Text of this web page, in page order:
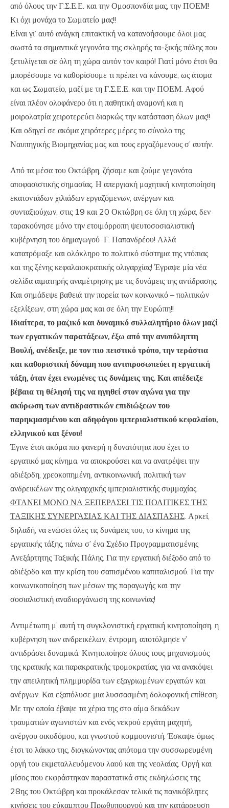
από όλους την Γ.Σ.Ε.Ε. και την Ομοσπονδία μας, την ΠΟΕΜ!
Κι όχι μονάχα το Σωματείο μας!!
Είναι γι’ αυτό ανάγκη επιτακτική να κατανοήσουμε όλοι μας
σωστά τα σημαντικά γεγονότα της σκληρής τα-ξικής πάλης που
ξετυλίγεται σε όλη τη χώρα αυτόν τον καιρό! Γιατί μόνο έτσι θα
μπορέσουμε να καθορίσουμε τι πρέπει να κάνουμε, ως άτομα
και ως Σωματείο, μαζί με τη Γ.Σ.Ε.Ε. και την ΠΟΕΜ. Αφού
είναι πλέον ολοφάνερο ότι η παθητική αναμονή και η
μοιρολατρία χειροτερεύει διαρκώς την κατάσταση όλων μας!!
Και οδηγεί σε ακόμα χειρότερες μέρες το σύνολο της
Ναυπηγικής Βιομηχανίας μας και τους εργαζόμενους σ’ αυτήν.
Από τα μέσα του Οκτώβρη, ζήσαμε και ζούμε γεγονότα
αποφασιστικής σημασίας. Η απεργιακή μαχητική κινητοποίηση
εκατοντάδων χιλιάδων εργαζόμενων, ανέργων και
συνταξιούχων, στις 19 και 20 Οκτώβρη σε όλη τη χώρα, δεν
ταρακούνησε μόνο την ετοιμόρροπη ψευτοσοσιαλιστική
κυβέρνηση του δημαγωγού Γ. Παπανδρέου! Αλλά
κατατρόμαξε και ολόκληρο το πολιτικό σύστημα της ντόπιας
και της ξένης κεφαλαιοκρατικής ολιγαρχίας! Έγραψε μία νέα
σελίδα αιματηρής αναμέτρησης με τις δυνάμεις της αντίδρασης.
Και σημάδεψε βαθειά την πορεία των κοινωνικό – πολιτικών
εξελίξεων, στη χώρα μας και σε όλη την Ευρώπη!!
Ιδιαίτερα, το μαζικό και δυναμικό συλλαλητήριο όλων μαζί
των εργατικών παρατάξεων, έξω από την ανυπόληπτη
Βουλή, ανέδειξε, με τον πιο πειστικό τρόπο, την τεράστια
και καθοριστική δύναμη που αντιπροσωπεύει η εργατική
τάξη, όταν έχει ενωμένες τις δυνάμεις της. Και απέδειξε
βέβαια τη θέλησή της να ηγηθεί στον αγώνα για την
ακύρωση των αντιδραστικών επιδιώξεων του
παρηκμασμένου και αδηφάγου ιμπεριαλιστικού κεφαλαίου,
ελληνικού και ξένου!
Έγινε έτσι ακόμα πιο φανερή η δυνατότητα που έχει το
εργατικό μας κίνημα, να αποκρούσει και να ανατρέψει την
αδιέξοδη, χρεοκοπημένη, αντικοινωνική, πολιτική των
ανδρεικέλων της ολιγαρχικής ιμπεριαλιστικής συμμαχίας.
ΦΤΑΝΕΙ ΜΟΝΟ ΝΑ ΞΕΠΕΡΑΣΕΙ ΤΙΣ ΠΟΛΙΤΙΚΕΣ ΤΗΣ
ΤΑΞΙΚΗΣ ΣΥΝΕΡΓΑΣΙΑΣ ΚΑΙ ΤΗΣ ΔΙΑΣΠΑΣΗΣ. Αρκεί,
δηλαδή, να ενώσει όλες τις δυνάμεις του, το κίνημα της
εργατικής τάξης, πάνω σ’ ένα Σχέδιο Προγραμματισμένης
Ανεξάρτητης Ταξικής Πάλης. Για την εργατική διέξοδο από το
αδιέξοδο και την κρίση του σαπισμένου καπιταλισμού. Για την
κοινωνικοποίηση των μέσων της παραγωγής και την
σοσιαλιστική αναδιοργάνωση της κοινωνίας!
Αντιμέτωπη μ’ αυτή τη συγκλονιστική εργατική κινητοποίηση, η
κυβέρνηση των ανδρεικέλων, έντρομη, αποτόλμησε ν’
αντιδράσει δυναμικά. Κινητοποίησε όλους τους μηχανισμούς
της κρατικής και παρακρατικής τρομοκρατίας, για να ανακόψει
την απειλητική πλημμυρίδα των εξαγριωμένων εργατών και
ανέργων. Και εξαπόλυσε μια λυσσασμένη δολοφονική επίθεση.
Με την οποία έβαψε τα χέρια της στο αίμα δεκάδων
τραυματιών αγωνιστών και ενός νεκρού εργάτη μαχητή,
ανέργου οικοδόμου, και γνωστού κομμουνιστή. Έσκαψε όμως
έτσι το λάκκο της, διογκώνοντας απότομα την συσσωρευμένη
οργή του εκμεταλλευόμενου λαού και της νεολαίας. Οργή και
μίσος που εκφράστηκαν παραστατικά στις εκδηλώσεις της
28ης του Οκτώβρη και προκάλεσαν τελικά τις πανικόβλητες
κινήσεις του εύκαμπτου Πρωθυπουργού και την κατάρρευση